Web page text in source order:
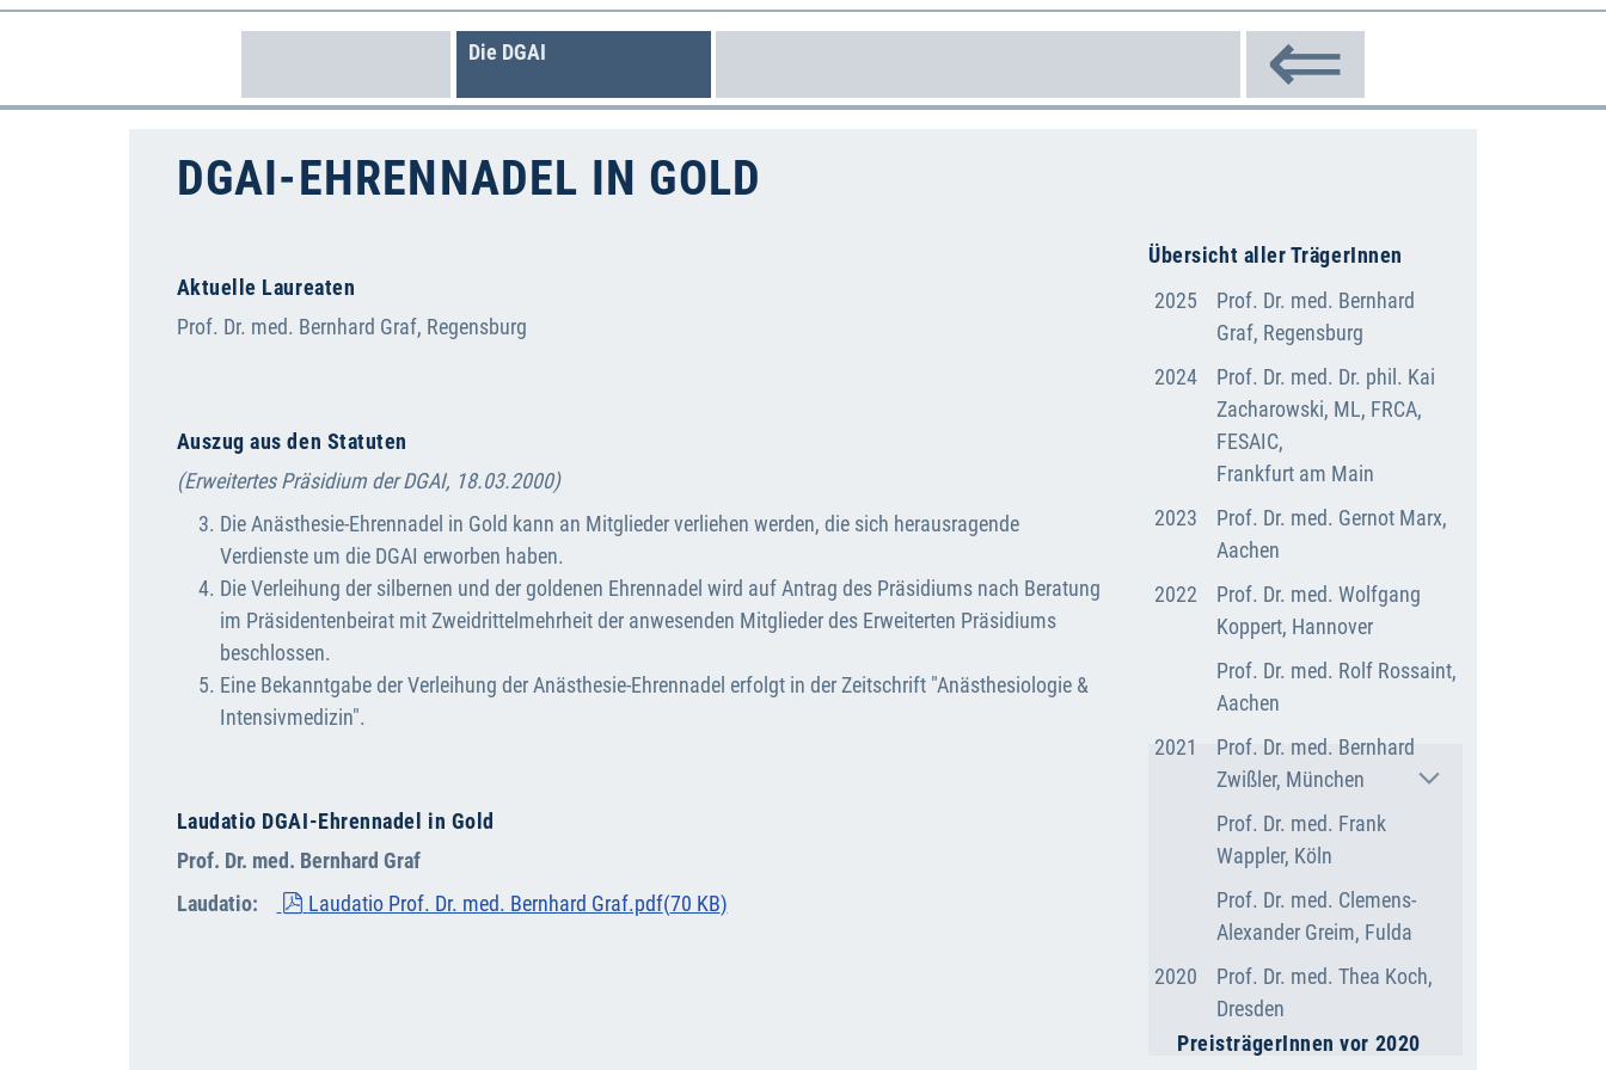
Die DGAI ⇐
DGAI-EHRENNADEL IN GOLD
Aktuelle Laureaten
Prof. Dr. med. Bernhard Graf, Regensburg
Auszug aus den Statuten
(Erweitertes Präsidium der DGAI, 18.03.2000)
Die Anästhesie-Ehrennadel in Gold kann an Mitglieder verliehen werden, die sich herausragende
Verdienste um die DGAI erworben haben.
Die Verleihung der silbernen und der goldenen Ehrennadel wird auf Antrag des Präsidiums nach Beratung
im Präsidentenbeirat mit Zweidrittelmehrheit der anwesenden Mitglieder des Erweiterten Präsidiums
beschlossen.
Eine Bekanntgabe der Verleihung der Anästhesie-Ehrennadel erfolgt in der Zeitschrift "Anästhesiologie &
Intensivmedizin".
Laudatio DGAI-Ehrennadel in Gold
Prof. Dr. med. Bernhard Graf
Laudatio:
pdf
Laudatio Prof. Dr. med. Bernhard Graf.pdf(70 KB)
Übersicht aller TrägerInnen
2025
Prof. Dr. med. Bernhard
Graf, Regensburg
2024
Prof. Dr. med. Dr. phil. Kai
Zacharowski, ML, FRCA,
FESAIC,
Frankfurt am Main
2023
Prof. Dr. med. Gernot Marx,
Aachen
2022
Prof. Dr. med. Wolfgang
Koppert, Hannover
Prof. Dr. med. Rolf Rossaint,
Aachen
2021
Prof. Dr. med. Bernhard
Zwißler, München
Prof. Dr. med. Frank
Wappler, Köln
Prof. Dr. med. Clemens-
Alexander Greim, Fulda
2020
Prof. Dr. med. Thea Koch,
Dresden
PreisträgerInnen vor 2020